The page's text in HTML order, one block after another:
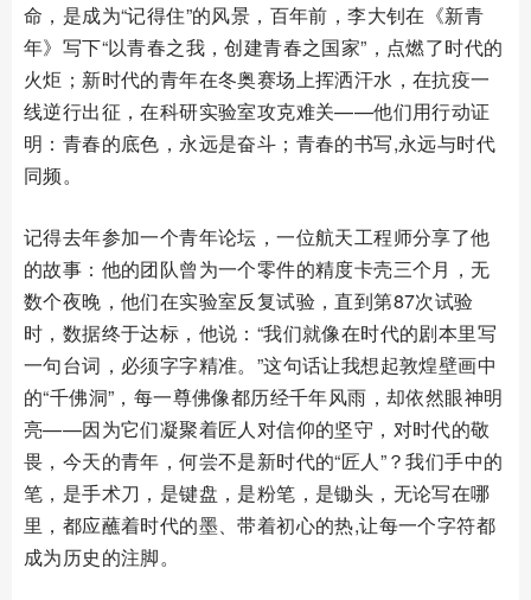
命，是成为“记得住”的风景，百年前，李大钊在《新青
年》写下“以青春之我，创建青春之国家”，点燃了时代的
火炬；新时代的青年在冬奥赛场上挥洒汗水，在抗疫一
线逆行出征，在科研实验室攻克难关——他们用行动证
明：青春的底色，永远是奋斗；青春的书写,永远与时代
同频。
记得去年参加一个青年论坛，一位航天工程师分享了他
的故事：他的团队曾为一个零件的精度卡壳三个月，无
数个夜晚，他们在实验室反复试验，直到第87次试验
时，数据终于达标，他说：“我们就像在时代的剧本里写
一句台词，必须字字精准。”这句话让我想起敦煌壁画中
的“千佛洞”，每一尊佛像都历经千年风雨，却依然眼神明
亮——因为它们凝聚着匠人对信仰的坚守，对时代的敬
畏，今天的青年，何尝不是新时代的“匠人”？我们手中的
笔，是手术刀，是键盘，是粉笔，是锄头，无论写在哪
里，都应蘸着时代的墨、带着初心的热,让每一个字符都
成为历史的注脚。